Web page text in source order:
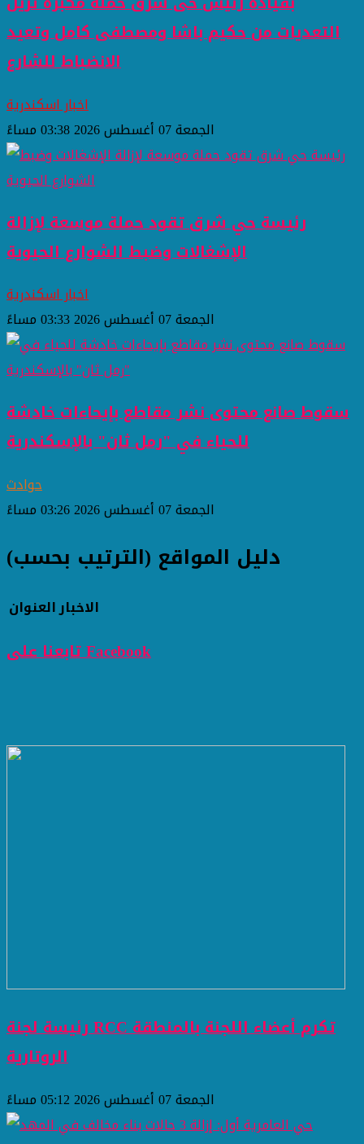
التعديات من حكيم باشا ومصطفى كامل وتعيد
الانضباط للشارع
اخبار اسكندرية
الجمعة 07 أغسطس 2026 03:38 مساءً
رئيسة حي شرق تقود حملة موسعة لإزالة
الإشغالات وضبط الشوارع الحيوية
اخبار اسكندرية
الجمعة 07 أغسطس 2026 03:33 مساءً
سقوط صانع محتوى نشر مقاطع بإيحاءات خادشة
للحياء في "رمل ثان" بالإسكندرية
حوادث
الجمعة 07 أغسطس 2026 03:26 مساءً
دليل المواقع (الترتيب بحسب)
العنوانالاخبار
تابعنا على Facebook
رئيسة لجنة RCC تكرم أعضاء اللجنة بالمنطقة
الروتارية
الجمعة 07 أغسطس 2026 05:12 مساءً